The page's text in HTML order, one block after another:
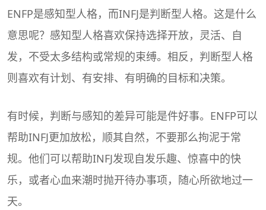
ENFP是感知型人格，而INFJ是判断型人格。这是什么
意思呢？感知型人格喜欢保持选择开放，灵活、自
发，不受太多结构或常规的束缚。相反，判断型人格
则喜欢有计划、有安排、有明确的目标和决策。
有时候，判断与感知的差异可能是件好事。ENFP可以
帮助INFJ更加放松，顺其自然，不要那么拘泥于常
规。他们可以帮助INFJ发现自发乐趣、惊喜中的快
乐，或者心血来潮时抛开待办事项，随心所欲地过一
天。